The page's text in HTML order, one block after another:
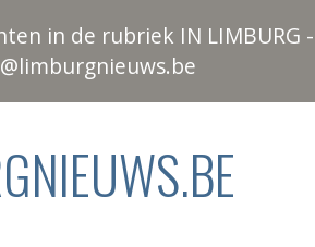
in de rubriek IN